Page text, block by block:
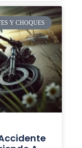
Y CHOQUES